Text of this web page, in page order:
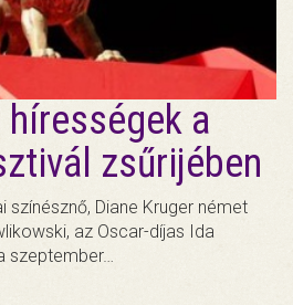
a
zsűrijében
színésznő, Diane Kruger német
az Oscar-díjas Ida
szeptember…